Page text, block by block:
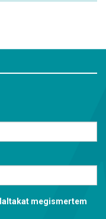
megismertem